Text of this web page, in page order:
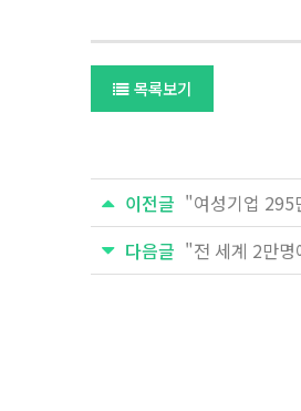
목록보기
이전글 "여성기업 295
다음글 "전 세계 2만